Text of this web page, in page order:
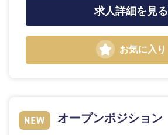
岐阜県
求人詳細を見る
お気に入り
オープンポジション